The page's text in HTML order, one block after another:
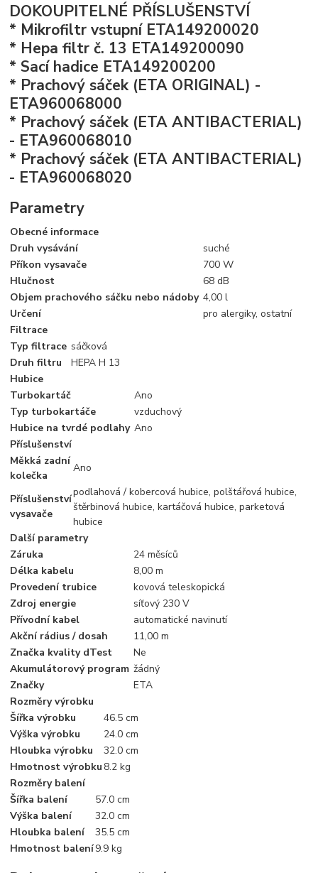
DOKOUPITELNÉ PŘÍSLUŠENSTVÍ
* Mikrofiltr vstupní ETA149200020
* Hepa filtr č. 13 ETA149200090
* Sací hadice ETA149200200
* Prachový sáček (ETA ORIGINAL) -
ETA960068000
* Prachový sáček (ETA ANTIBACTERIAL)
- ETA960068010
* Prachový sáček (ETA ANTIBACTERIAL)
- ETA960068020
Parametry
Obecné informace
Druh vysávání
suché
Příkon vysavače
700 W
Hlučnost
68 dB
Objem prachového sáčku nebo nádoby 4,00 l
Určení
pro alergiky, ostatní
Filtrace
Typ filtrace sáčková
Druh filtru
HEPA H 13
Hubice
Turbokartáč
Ano
Typ turbokartáče
vzduchový
Hubice na tvrdé podlahy Ano
Příslušenství
Měkká zadní
kolečka
Ano
Příslušenství
vysavače
podlahová / kobercová hubice, polštářová hubice,
štěrbinová hubice, kartáčová hubice, parketová
hubice
Další parametry
Záruka
24 měsíců
Délka kabelu
8,00 m
Provedení trubice
kovová teleskopická
Zdroj energie
síťový 230 V
Přívodní kabel
automatické navinutí
Akční rádius / dosah
11,00 m
Značka kvality dTest
Ne
Akumulátorový program žádný
Značky
ETA
Rozměry výrobku
Šířka výrobku
46.5 cm
Výška výrobku
24.0 cm
Hloubka výrobku
32.0 cm
Hmotnost výrobku 8.2 kg
Rozměry balení
Šířka balení
57.0 cm
Výška balení
32.0 cm
Hloubka balení
35.5 cm
Hmotnost balení9.9 kg